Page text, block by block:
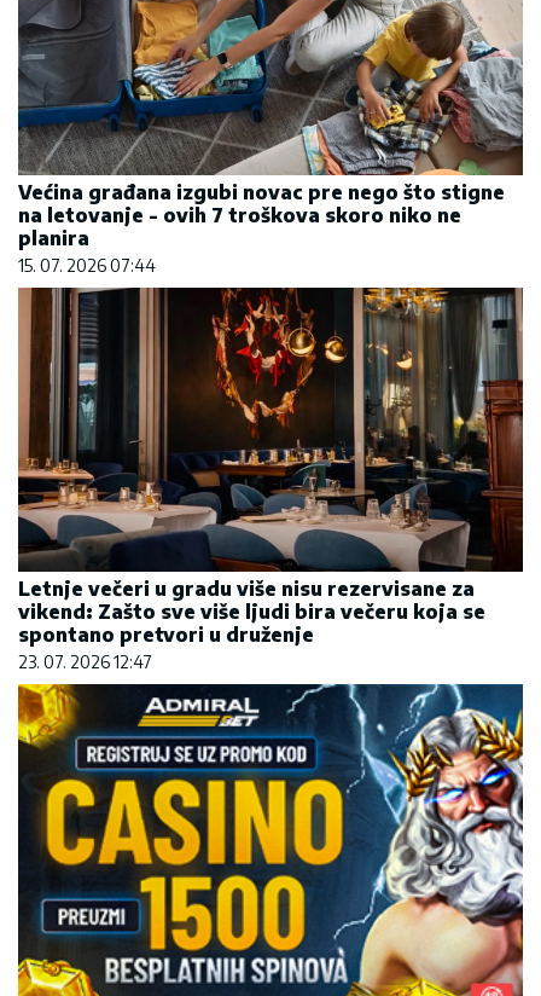
Većina građana izgubi novac pre nego što stigne
na letovanje - ovih 7 troškova skoro niko ne
planira
15. 07. 2026 07:44
Letnje večeri u gradu više nisu rezervisane za
vikend: Zašto sve više ljudi bira večeru koja se
spontano pretvori u druženje
23. 07. 2026 12:47